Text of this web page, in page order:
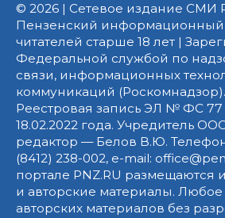
© 2026 | Сетевое издание СМИ
Пензенский информационный
читателей старше 18 лет |
Федеральной службой по
связи, информационных
коммуникаций (Роскомнадзор).
Реестровая запись ЭЛ № ФС 77
18.02.2022 года. Учредитель
редактор — Белов В.Ю.
(8412) 238-002, e-mail:
портале PNZ.RU
и авторские материалы.
авторских материалов без